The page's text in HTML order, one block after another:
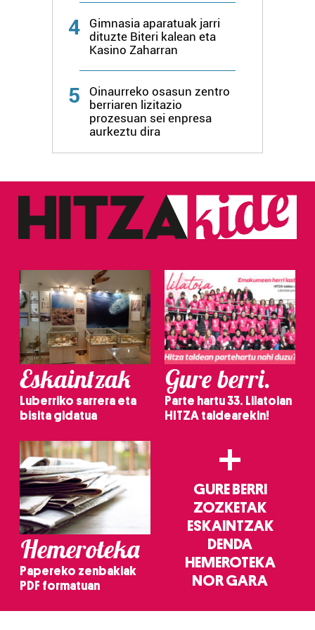
4
Gimnasia aparatuak jarri
dituzte Biteri kalean eta
Kasino Zaharran
5
Oinaurreko osasun zentro
berriaren lizitazio
prozesuan sei enpresa
aurkeztu dira
Eskaintzak
Luberriko sarrera eta
bisita gidatua
Gure berri.
Parte hartu 33. Lilatoian
HITZA taldearekin!
Hemeroteka
Papereko zenbakiak
PDF formatuan
+
GURE BERRI
ZOZKETAK
ESKAINTZAK
DENDA
HEMEROTEKA
NOR GARA